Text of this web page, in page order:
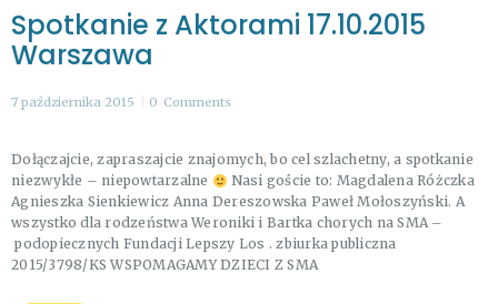
Spotkanie z Aktorami 17.10.2015
Warszawa
7 października 2015 0 Comments
Dołączajcie, zapraszajcie znajomych, bo cel szlachetny, a spotkanie
niezwykłe – niepowtarzalne
Nasi goście to: Magdalena Różczka
Agnieszka Sienkiewicz Anna Dereszowska Paweł Mołoszyński. A
wszystko dla rodzeństwa Weroniki i Bartka chorych na SMA –
podopiecznych Fundacji Lepszy Los . zbiurka publiczna
2015/3798/KS WSPOMAGAMY DZIECI Z SMA